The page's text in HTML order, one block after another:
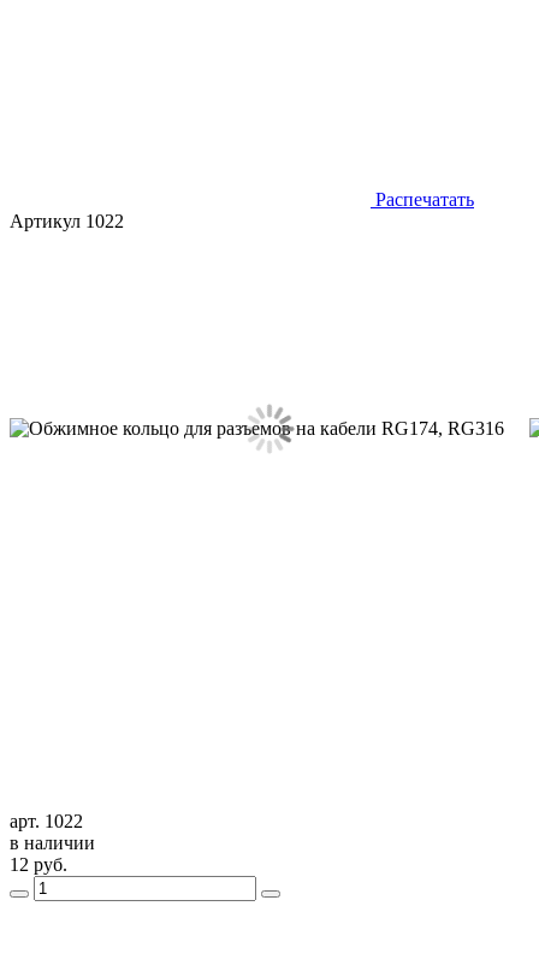
Распечатать
Артикул 1022
арт. 1022
в наличии
12 руб.